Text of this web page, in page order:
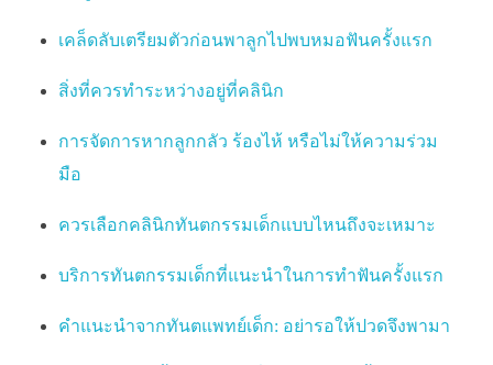
เคล็ดลับเตรียมตัวก่อนพาลูกไปพบหมอฟันครั้งแรก
สิ่งที่ควรทำระหว่างอยู่ที่คลินิก
การจัดการหากลูกกลัว ร้องไห้ หรือไม่ให้ความร่วม
มือ
ควรเลือกคลินิกทันตกรรมเด็กแบบไหนถึงจะเหมาะ
บริการทันตกรรมเด็กที่แนะนำในการทำฟันครั้งแรก
คำแนะนำจากทันตแพทย์เด็ก: อย่ารอให้ปวดจึงพามา